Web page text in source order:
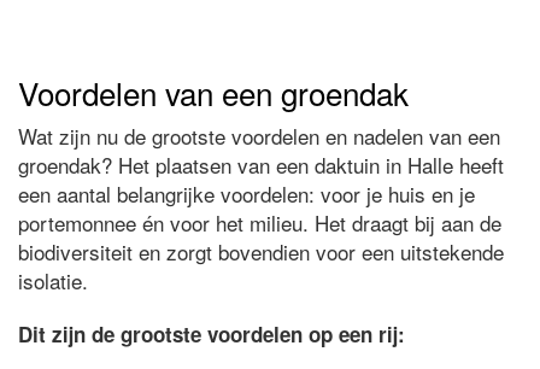
Voordelen van een groendak
Wat zijn nu de grootste voordelen en nadelen van een
groendak? Het plaatsen van een daktuin in Halle heeft
een aantal belangrijke voordelen: voor je huis en je
portemonnee én voor het milieu. Het draagt bij aan de
biodiversiteit en zorgt bovendien voor een uitstekende
isolatie.
Dit zijn de grootste voordelen op een rij: